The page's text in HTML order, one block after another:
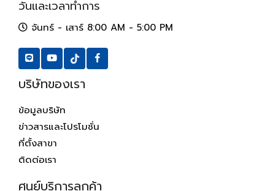
วันและเวลาทำการ
จันทร์ - เสาร์ 8:00 AM - 5:00 PM
บริษัทของเรา
ข้อมูลบริษัท
ข่าวสารและโปรโมชั่น
ที่ตั้งสาขา
ติดต่อเรา
ศูนย์บริการลูกค้า